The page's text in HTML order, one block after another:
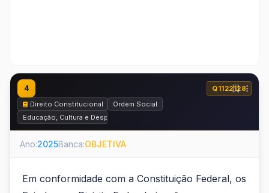
4
Q1122128
Direito Constitucional
Ordem Social
Educação, Cultura e Desporto
Ano:2025Banca:OBJETIVA
Em conformidade com a Constituição Federal, os